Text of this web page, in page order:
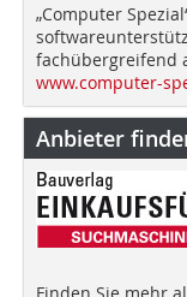
„Computer
fachübergreifend
www.computer-
Anbieter